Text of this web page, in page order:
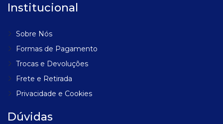
Institucional
Sobre Nós
Formas de Pagamento
Trocas e Devoluções
Frete e Retirada
Privacidade e Cookies
Dúvidas